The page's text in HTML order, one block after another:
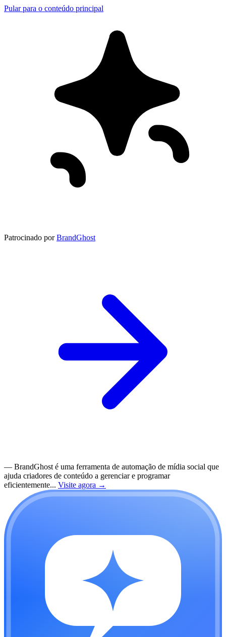
Pular para o conteúdo principal
Patrocinado por BrandGhost
— BrandGhost é uma ferramenta de automação de mídia social que
ajuda criadores de conteúdo a gerenciar e programar
eficientemente... Visite agora →